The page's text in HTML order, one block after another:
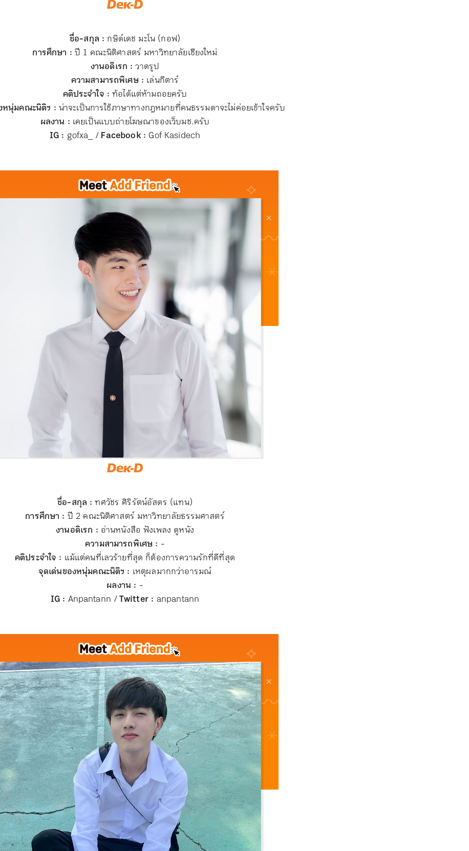
ชื่อ-สกุล : กษิด์เดช มะโน (กอฟ)
การศึกษา : ปี 1 คณะนิติศาสตร์ มหาวิทยาลัยเชียงใหม่
งานอดิเรก : วาดรูป
ความสามารถพิเศษ : เล่นกีตาร์
คติประจำใจ : ท้อได้แต่ห้ามถอยครับ
หนุ่มคณะนิติฯ : น่าจะเป็นการใช้ภาษาทางกฎหมายที่คนธรรมดาจะไม่ค่อยเข้าใจครับ
ผลงาน : เคยเป็นแบบถ่ายโฆษณาของเว็บมช.ครับ
IG : gofxa_ /Facebook : Gof Kasidech
ชื่อ-สกุล : ทศวัชร ศิริรัตน์อัสดร (แทน)
การศึกษา : ปี 2 คณะนิติศาสตร์ มหาวิทยาลัยธรรมศาสตร์
งานอดิเรก : อ่านหนังสือ ฟังเพลง ดูหนัง
ความสามารถพิเศษ : -
คติประจำใจ : แม้แต่คนที่เลวร้ายที่สุด ก็ต้องการความรักที่ดีที่สุด
จุดเด่นของหนุ่มคณะนิติฯ : เหตุผลมากกว่าอารมณ์
ผลงาน : -
IG : Anpantann /Twitter : anpantann